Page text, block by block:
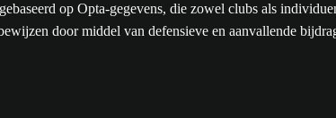
op Opta-gegevens, die zowel clubs als
door middel van defensieve en aanvallende